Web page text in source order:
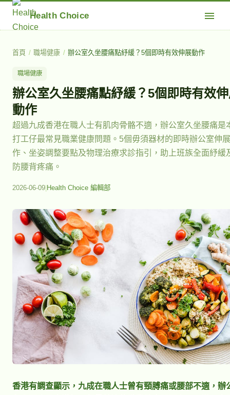
Health Choice
首頁 / 職場健康 / 辦公室久坐腰痛點紓緩？5個即時有效伸展動作
職場健康
辦公室久坐腰痛點紓緩？5個即時有效
動作
超過九成香港在職人士有肌肉骨骼不適，辦公室久坐腰痛是
打工仔最常見職業健康問題。5個毋須器材的即時辦公室伸
作、坐姿調整要點及物理治療求診指引，助上班族全面紓緩
防腰背疼痛。
2026-06-09 Health Choice 編輯部
香港有調查顯示，九成在職人士曾有頸膊痛或腰部不適，辦